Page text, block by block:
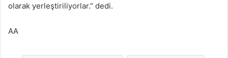
olarak yerleştiriliyorlar.” dedi.
AA